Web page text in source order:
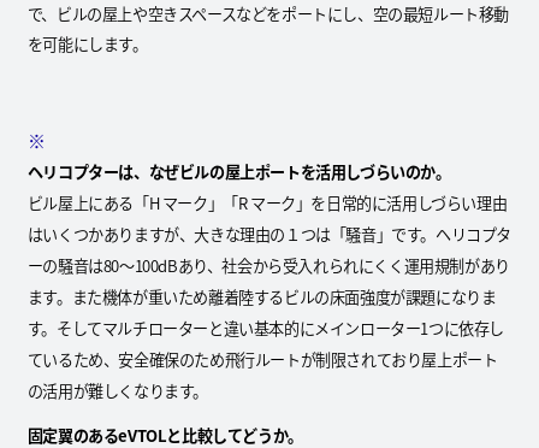
で、ビルの屋上や空きスペースなどをポートにし、空の最短ルート移動
を可能にします。
※
ヘリコプターは、なぜビルの屋上ポートを活用しづらいのか。
ビル屋上にある「H マーク」「R マーク」を日常的に活用しづらい理由
はいくつかありますが、大きな理由の１つは「騒音」です。ヘリコプタ
ーの騒音は80〜100dBあり、社会から受入れられにくく運用規制があり
ます。また機体が重いため離着陸するビルの床面強度が課題になりま
す。そしてマルチローターと違い基本的にメインローター1つに依存し
ているため、安全確保のため飛行ルートが制限されており屋上ポート
の活用が難しくなります。
固定翼のあるeVTOLと比較してどうか。